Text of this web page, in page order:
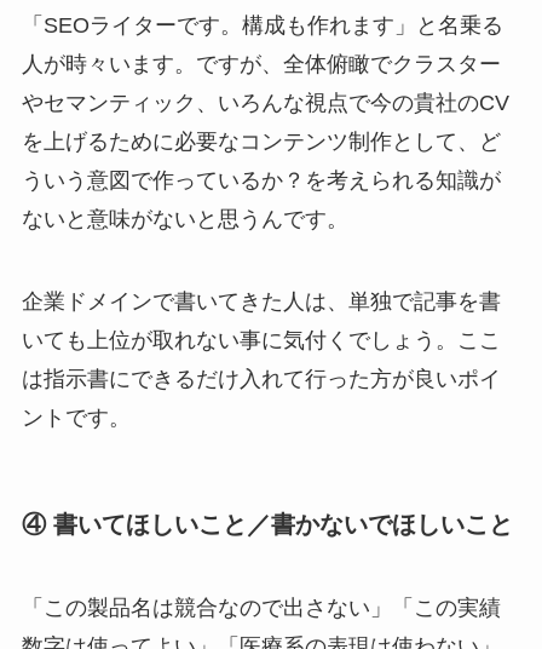
「SEOライターです。構成も作れます」と名乗る
人が時々います。ですが、全体俯瞰でクラスター
やセマンティック、いろんな視点で今の貴社のCV
を上げるために必要なコンテンツ制作として、ど
ういう意図で作っているか？を考えられる知識が
ないと意味がないと思うんです。
企業ドメインで書いてきた人は、単独で記事を書
いても上位が取れない事に気付くでしょう。ここ
は指示書にできるだけ入れて行った方が良いポイ
ントです。
④ 書いてほしいこと／書かないでほしいこと
「この製品名は競合なので出さない」「この実績